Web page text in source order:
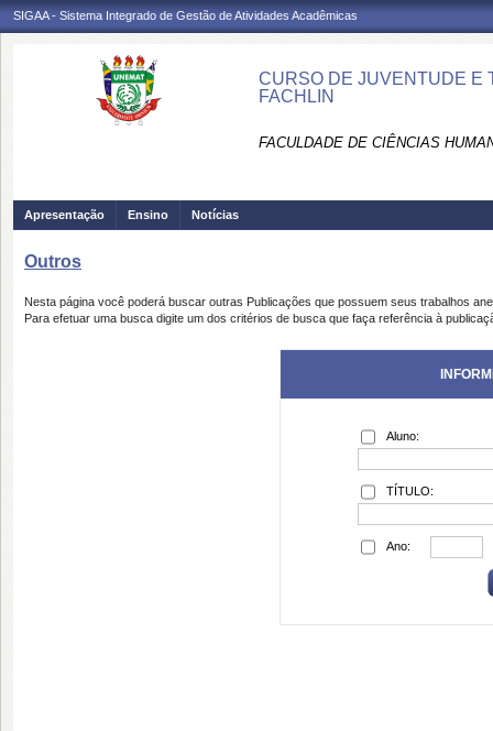
SIGAA - Sistema Integrado de Gestão de Atividades Acadêmicas
CURSO DE JUVENTUDE E
FACHLIN
FACULDADE DE CIÊNCIAS
Apresentação Ensino Notícias
Outros
Nesta página você poderá buscar outras Publicações que possuem seus trabalhos
Para efetuar uma busca digite um dos critérios de busca que faça referência à
Aluno:
TÍTULO:
Ano: